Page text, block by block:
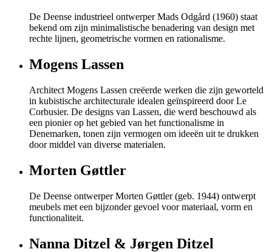
De Deense industrieel ontwerper Mads Odgård (1960) staat
bekend om zijn minimalistische benadering van design met
rechte lijnen, geometrische vormen en rationalisme.
Mogens Lassen
Architect Mogens Lassen creëerde werken die zijn geworteld
in kubistische architecturale idealen geïnspireerd door Le
Corbusier. De designs van Lassen, die werd beschouwd als
een pionier op het gebied van het functionalisme in
Denemarken, tonen zijn vermogen om ideeën uit te drukken
door middel van diverse materialen.
Morten Gøttler
De Deense ontwerper Morten Gøttler (geb. 1944) ontwerpt
meubels met een bijzonder gevoel voor materiaal, vorm en
functionaliteit.
Nanna Ditzel & Jørgen Ditzel